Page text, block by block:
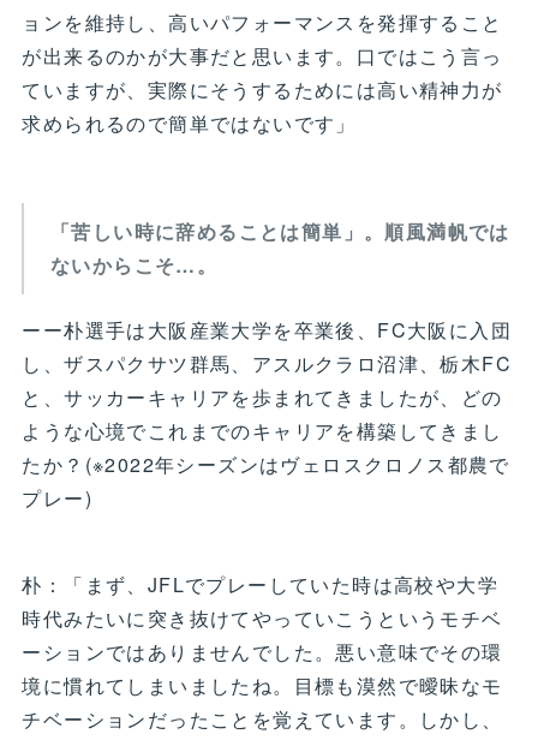
ョンを維持し、高いパフォーマンスを発揮すること
が出来るのかが大事だと思います。口ではこう言っ
ていますが、実際にそうするためには高い精神力が
求められるので簡単ではないです」
「苦しい時に辞めることは簡単」。順風満帆では
ないからこそ…。
ーー朴選手は大阪産業大学を卒業後、FC大阪に入団
し、ザスパクサツ群馬、アスルクラロ沼津、栃木FC
と、サッカーキャリアを歩まれてきましたが、どの
ような心境でこれまでのキャリアを構築してきまし
たか？(※2022年シーズンはヴェロスクロノス都農で
プレー)
朴：「まず、JFLでプレーしていた時は高校や大学
時代みたいに突き抜けてやっていこうというモチベ
ーションではありませんでした。悪い意味でその環
境に慣れてしまいましたね。目標も漠然で曖昧なモ
チベーションだったことを覚えています。しかし、